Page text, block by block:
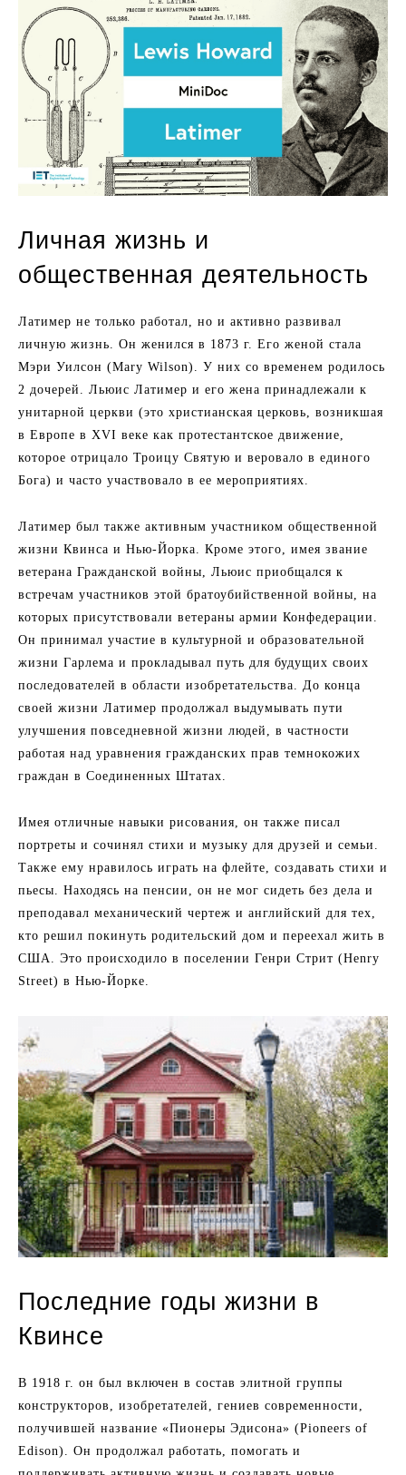
Личная жизнь и
общественная деятельность
Латимер не только работал, но и активно развивал
личную жизнь. Он женился в 1873 г. Его женой стала
Мэри Уилсон (Mary Wilson). У них со временем родилось
2 дочерей. Льюис Латимер и его жена принадлежали к
унитарной церкви (это христианская церковь, возникшая
в Европе в XVI веке как протестантское движение,
которое отрицало Троицу Святую и веровало в единого
Бога) и часто участвовало в ее мероприятиях.
Латимер был также активным участником общественной
жизни Квинса и Нью-Йорка. Кроме этого, имея звание
ветерана Гражданской войны, Льюис приобщался к
встречам участников этой братоубийственной войны, на
которых присутствовали ветераны армии Конфедерации.
Он принимал участие в культурной и образовательной
жизни Гарлема и прокладывал путь для будущих своих
последователей в области изобретательства. До конца
своей жизни Латимер продолжал выдумывать пути
улучшения повседневной жизни людей, в частности
работая над уравнения гражданских прав темнокожих
граждан в Соединенных Штатах.
Имея отличные навыки рисования, он также писал
портреты и сочинял стихи и музыку для друзей и семьи.
Также ему нравилось играть на флейте, создавать стихи и
пьесы. Находясь на пенсии, он не мог сидеть без дела и
преподавал механический чертеж и английский для тех,
кто решил покинуть родительский дом и переехал жить в
США. Это происходило в поселении Генри Стрит (Henry
Street) в Нью-Йорке.
Последние годы жизни в
Квинсе
В 1918 г. он был включен в состав элитной группы
конструкторов, изобретателей, гениев современности,
получившей название «Пионеры Эдисона» (Pioneers of
Edison). Он продолжал работать, помогать и